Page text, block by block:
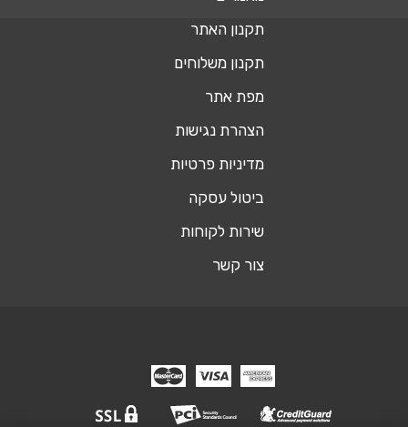
תקנון האתר
תקנון משלוחים
מפת אתר
הצהרת נגישות
מדיניות פרטיות
ביטול עסקה
שירות לקוחות
צור קשר